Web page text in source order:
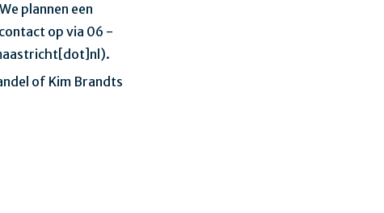
plannen een
op via 06 -
).
of Kim Brandts